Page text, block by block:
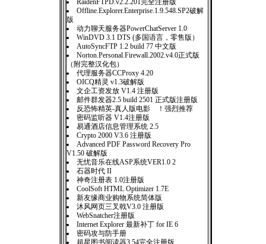
RaidenFTPD.v2.2.201完全注册版
Offline.Explorer.Enterprise.1.9.548.SP2破解
版
动力聊天服务器PowerChatServer 1.0
WinDVD 3.1 DTS (多国语言，零售版）
AutoSyncFTP 1.2 build 77 中文版
Norton.Personal.Firewall.2002.v4.0正式版
（附完整汉化包）
代理服务器CCProxy 4.20
OICQ精灵 v1.3破解版
文企工资发放 V1.4 注册版
邮件群发器2.5 build 2501 正式版注册版
反恐怖精英-真人版电影 ！强烈推荐
密码监听器 V1.4注册版
易通酒店信息管理系统 2.5
Crypto 2000 V3.6 注册版
Advanced PDF Password Recovery Pro
V1.50 破解版
无忧音乐在线ASP系统VER1.0 2
石器时代 II
神奇注册表 1.0注册版
CoolSoft HTML Optimizer 1.7E
新友缘商业购物系统简体版
沐风网页三叉戟V3.0 注册版
WebSnatcher注册版
Internet Explorer 最新补丁 for IE 6
密码攻与防手册
超星图书阅读器3.54完全注册版